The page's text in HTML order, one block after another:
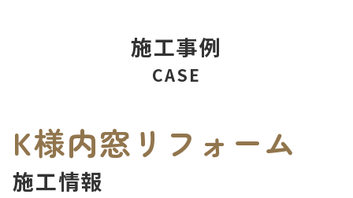
施工事例
CASE
K様内窓リフォーム
施工情報